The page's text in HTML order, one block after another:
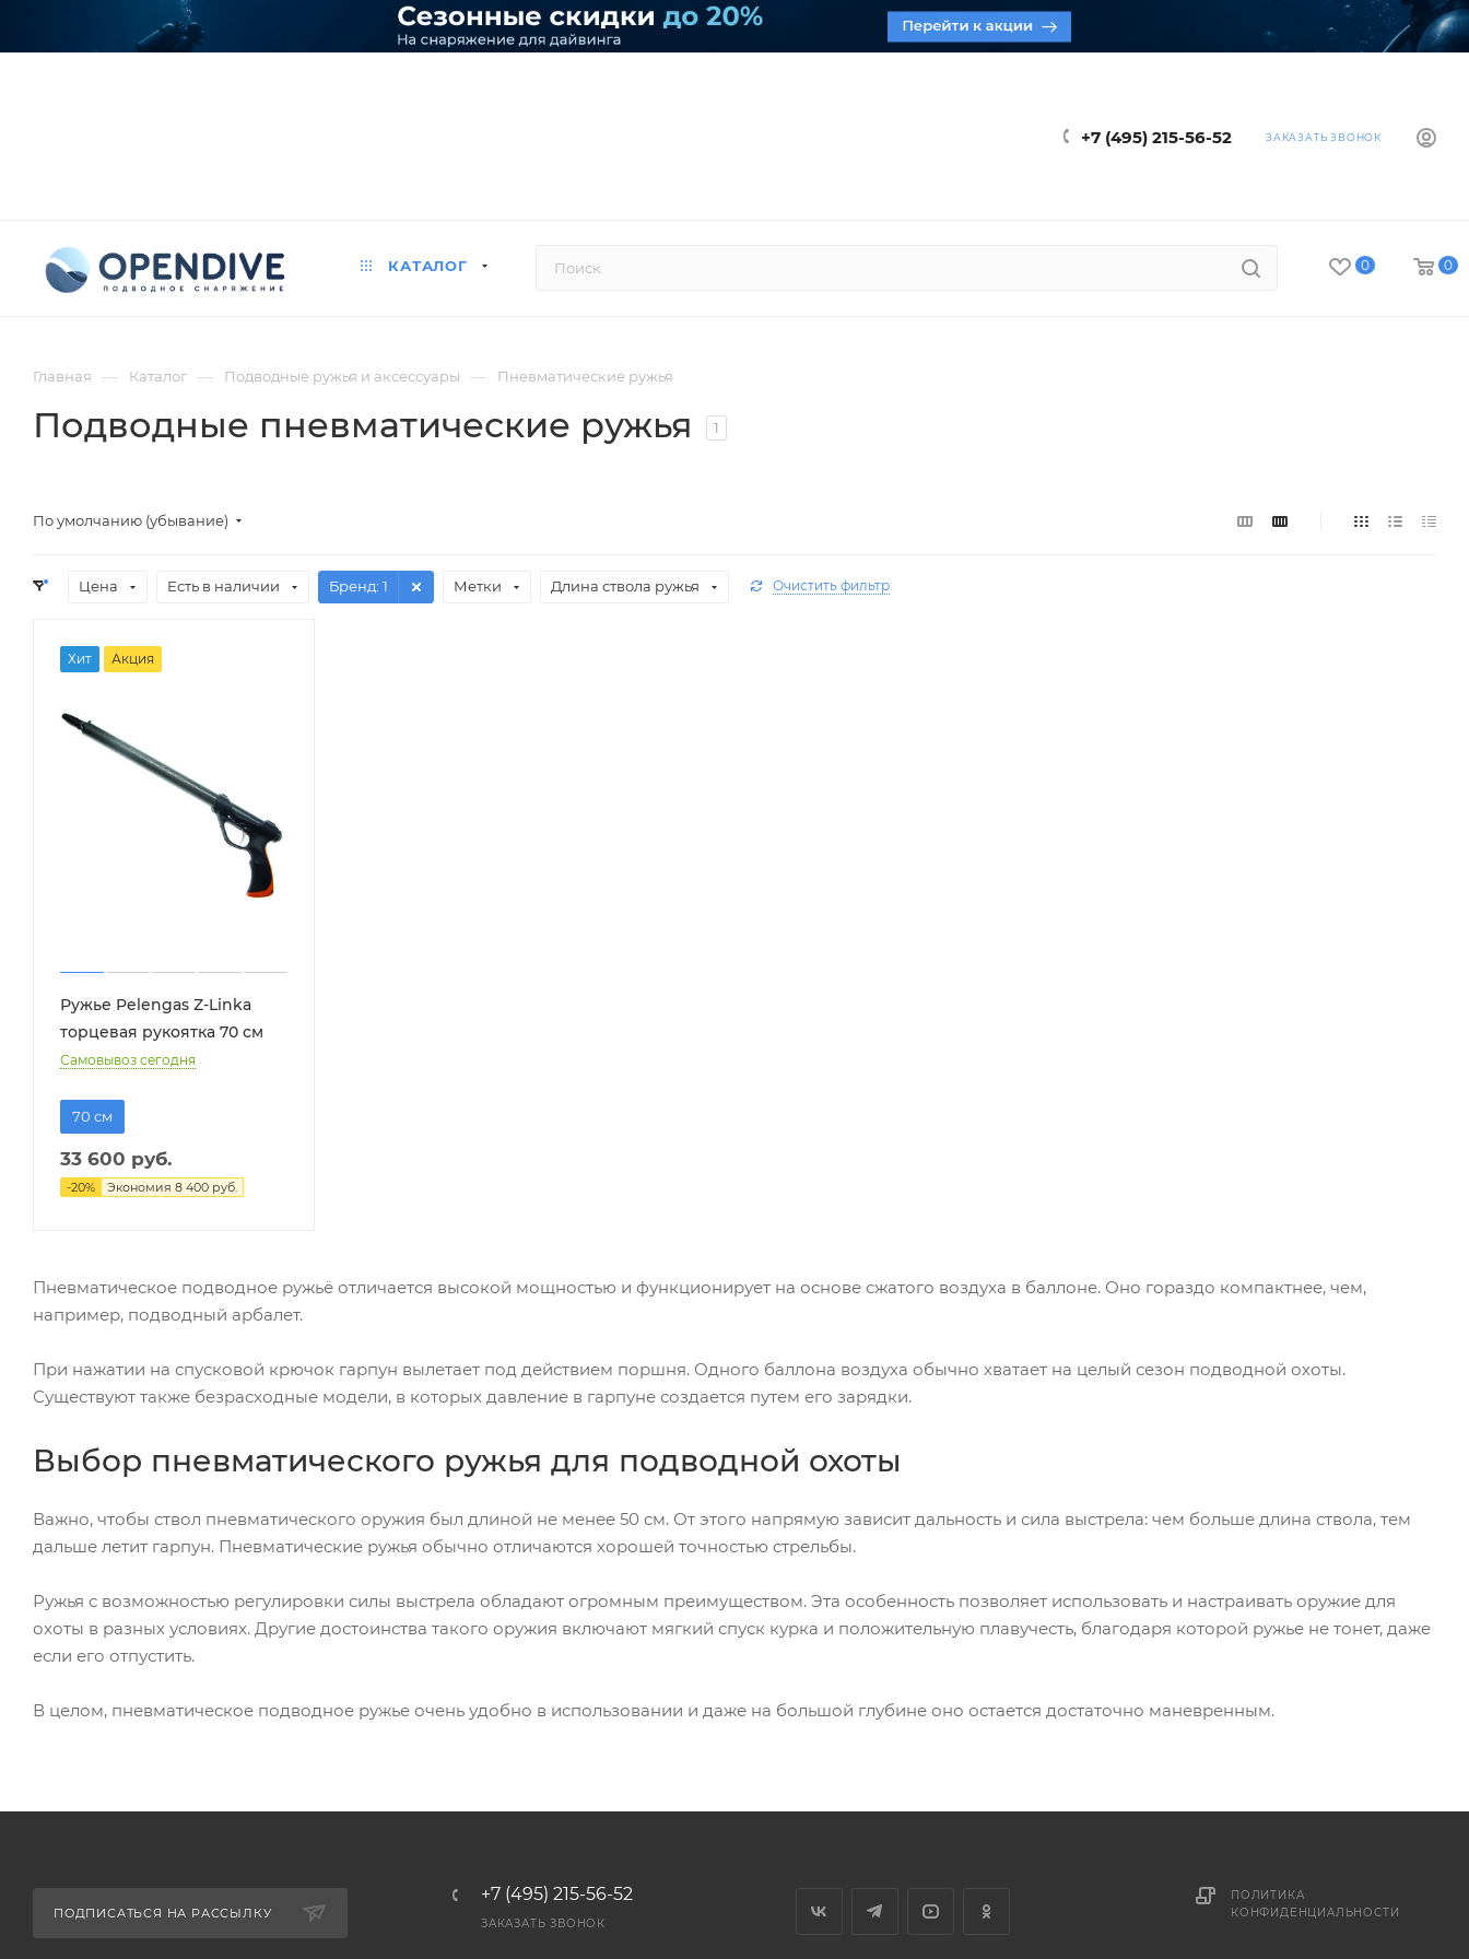
+7 (495) 215-56-52 ЗАКАЗАТЬ ЗВОНОК
КАТАЛОГ 0 0
Главная — Каталог — Подводные ружья и аксессуары — Пневматические ружья
Подводные пневматические ружья 1
По умолчанию (убывание)
Цена Есть в наличии Бренд: 1 Метки Длина ствола ружья Очистить фильтр
Хит Акция
Ружье Pelengas Z-Linka
торцевая рукоятка 70 см
Самовывоз сегодня
70 см
33 600 руб.
-20% Экономия 8 400 руб.
Пневматическое подводное ружьё отличается высокой мощностью и функционирует на основе сжатого воздуха в баллоне. Оно гораздо компактнее, чем,
например, подводный арбалет.
При нажатии на спусковой крючок гарпун вылетает под действием поршня. Одного баллона воздуха обычно хватает на целый сезон подводной охоты.
Существуют также безрасходные модели, в которых давление в гарпуне создается путем его зарядки.
Выбор пневматического ружья для подводной охоты
Важно, чтобы ствол пневматического оружия был длиной не менее 50 см. От этого напрямую зависит дальность и сила выстрела: чем больше длина ствола, тем
дальше летит гарпун. Пневматические ружья обычно отличаются хорошей точностью стрельбы.
Ружья с возможностью регулировки силы выстрела обладают огромным преимуществом. Эта особенность позволяет использовать и настраивать оружие для
охоты в разных условиях. Другие достоинства такого оружия включают мягкий спуск курка и положительную плавучесть, благодаря которой ружье не тонет, даже
если его отпустить.
В целом, пневматическое подводное ружье очень удобно в использовании и даже на большой глубине оно остается достаточно маневренным.
ПОДПИСАТЬСЯ НА РАССЫЛКУ
+7 (495) 215-56-52
ЗАКАЗАТЬ ЗВОНОК
ПОЛИТИКА
КОНФИДЕНЦИАЛЬНОСТИ